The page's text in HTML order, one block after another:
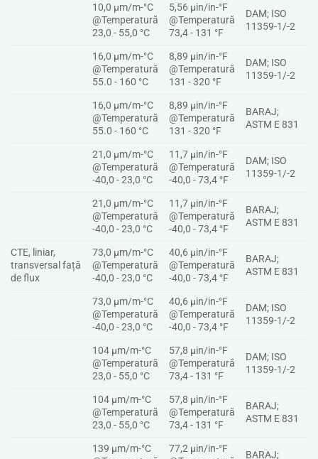
10,0 µm/m-°C
@Temperatură
23,0 - 55,0 °C
5,56 µin/in-°F
@Temperatură
73,4 - 131 °F
DAM; ISO
11359-1/-2
16,0 µm/m-°C
@Temperatură
55.0 - 160 °C
8,89 µin/in-°F
@Temperatură
131 - 320 °F
DAM; ISO
11359-1/-2
16,0 µm/m-°C
@Temperatură
55.0 - 160 °C
8,89 µin/in-°F
@Temperatură
131 - 320 °F
BARAJ;
ASTM E 831
21,0 µm/m-°C
@Temperatură
-40,0 - 23,0 °C
11,7 µin/in-°F
@Temperatură
-40,0 - 73,4 °F
DAM; ISO
11359-1/-2
21,0 µm/m-°C
@Temperatură
-40,0 - 23,0 °C
11,7 µin/in-°F
@Temperatură
-40,0 - 73,4 °F
BARAJ;
ASTM E 831
CTE, liniar,
transversal față
de flux
73,0 µm/m-°C
@Temperatură
-40,0 - 23,0 °C
40,6 µin/in-°F
@Temperatură
-40,0 - 73,4 °F
BARAJ;
ASTM E 831
73,0 µm/m-°C
@Temperatură
-40,0 - 23,0 °C
40,6 µin/in-°F
@Temperatură
-40,0 - 73,4 °F
DAM; ISO
11359-1/-2
104 µm/m-°C
@Temperatură
23,0 - 55,0 °C
57,8 µin/in-°F
@Temperatură
73,4 - 131 °F
DAM; ISO
11359-1/-2
104 µm/m-°C
@Temperatură
23,0 - 55,0 °C
57,8 µin/in-°F
@Temperatură
73,4 - 131 °F
BARAJ;
ASTM E 831
139 µm/m-°C
77,2 µin/in-°F
BARAJ;